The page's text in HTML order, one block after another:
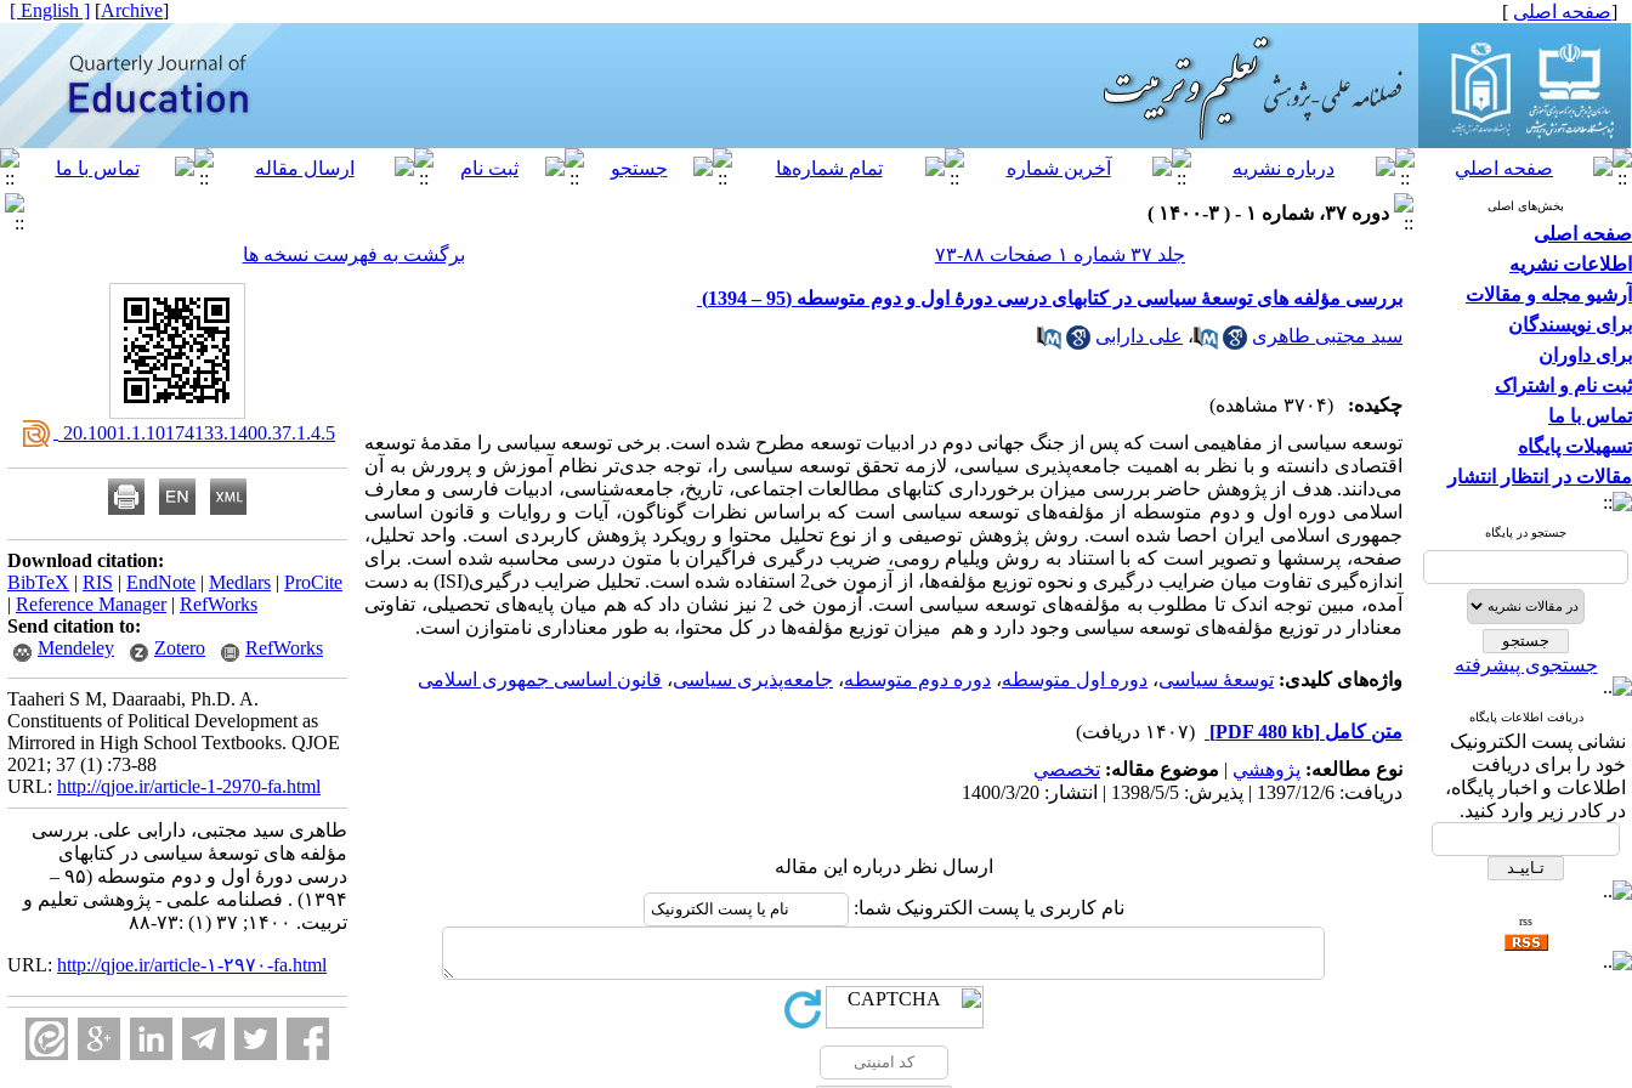
[صفحه اصلی ]
[
Archive
]
[ English ]
بخش‌های اصلی
صفحه اصلی
اطلاعات نشریه
آرشیو مجله و مقالات
برای نویسندگان
برای داوران
ثبت نام و اشتراک
تماس با ما
تسهیلات پایگاه
مقالات در انتظار انتشار
جستجو در پایگاه
جستجوی پیشرفته
دریافت اطلاعات پایگاه
نشانی پست الکترونیک
خود را برای دریافت
اطلاعات و اخبار پایگاه،
در کادر زیر وارد کنید.
rss
دوره ۳۷، شماره ۱ - ( ۳-۱۴۰۰ )
جلد ۳۷ شماره ۱ صفحات ۸۸-۷۳
برگشت به فهرست نسخه ها
بررسی مؤلفه های توسعۀ سیاسی در کتابهای درسی دورۀ اول و دوم متوسطه (95 – 1394)
سید مجتبی طاهری
، علی دارابی
چکیده:
(۳۷۰۴ مشاهده)
توسعه سیاسی از مفاهیمی است که پس از جنگ جهانی دوم در ادبیات توسعه مطرح شده است. برخی توسعه سیاسی را مقدمۀ توسعه
اقتصادی دانسته و با نظر به اهمیت جامعه‌­­پذیری سیاسی، لازمه تحقق توسعه سیاسی را، توجه جدی‌­تر نظام آموزش و پرورش به آن
می­‌دانند. هدف از پژوهش حاضر بررسی میزان برخورداری کتابهای مطالعات اجتماعی، تاریخ، جامعه­‌شناسی، ادبیات فارسی و معارف
اسلامی دوره اول و دوم متوسطه از مؤلفه­‌های توسعه سیاسی است که براساس نظرات گوناگون، آیات و روایات و قانون اساسی
جمهوری اسلامی ایران احصا شده است. روش پژوهش توصیفی و از نوع تحلیل محتوا و رویکرد پژوهش کاربردی است. واحد تحلیل،
صفحه، پرسشها و تصویر است که با استناد به روش ویلیام رومی، ضریب درگیری فراگیران با متون درسی محاسبه شده است. برای
اندازه­‌گیری تفاوت میان ضرایب درگیری و نحوه توزیع مؤلفه­‌ها، از آزمون خی2 استفاده شده است. تحلیل ضرایب درگیری(ISI) به دست
آمده، مبین توجه اندک تا مطلوب به مؤلفه­‌های توسعه سیاسی است. آزمون خی 2 نیز نشان داد که هم میان پایه­‌های تحصیلی، تفاوتی
معنادار در توزیع مؤلفه‌­های توسعه سیاسی وجود دارد و هم میزان توزیع مؤلفه­‌ها در کل محتوا، به طور معناداری نامتوازن است.
واژه‌های کلیدی: توسعۀ سیاسی، دوره اول متوسطه، دوره دوم متوسطه، جامعه‌پذیری سیاسی، قانون اساسی جمهوری اسلامی
متن کامل [PDF 480 kb]
(۱۴۰۷ دریافت)
نوع مطالعه: پژوهشي | موضوع مقاله: تخصصي
دریافت: 1397/12/6 | پذیرش: 1398/5/5 | انتشار: 1400/3/20
ارسال نظر درباره این مقاله
نام کاربری یا پست الکترونیک شما:
‎ 20.1001.1.10174133.1400.37.1.4.5
Download citation:
BibTeX | RIS | EndNote | Medlars | ProCite
| Reference Manager| RefWorks
Send citation to:
Mendeley
Zotero RefWorks
Taaheri S M, Daaraabi, Ph.D. A.
Constituents of Political Development as
Mirrored in High School Textbooks. QJOE
2021; 37 (1) :73-88
URL: http://qjoe.ir/article-1-2970-fa.html
طاهری سید مجتبی، دارابی علی. بررسی
مؤلفه های توسعۀ سیاسی در کتابهای
درسی دورۀ اول و دوم متوسطه (۹۵ –
۱۳۹۴) . فصلنامه علمی - پژوهشی تعلیم و
تربیت. ۱۴۰۰; ۳۷ (۱) :۷۳-۸۸
URL: http://qjoe.ir/article-۱-۲۹۷۰-fa.html